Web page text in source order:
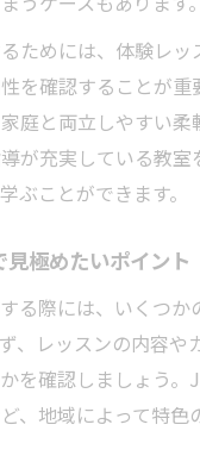
ためには、体験レッ
を確認することが重
庭と両立しやすい柔
が充実している教室
ぶことができます。
見極めたいポイント
る際には、いくつか
、レッスンの内容や
を確認しましょう。
、地域によって特色